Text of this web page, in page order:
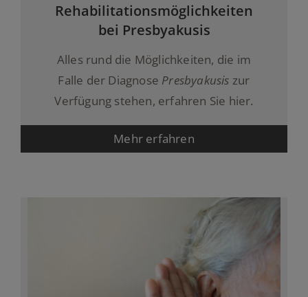
Rehabilitationsmöglichkeiten
bei Presbyakusis
Alles rund die Möglichkeiten, die im
Falle der Diagnose Presbyakusis zur
Verfügung stehen, erfahren Sie hier.
Mehr erfahren